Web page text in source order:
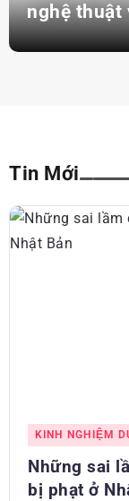
nghệ thuật
Tin Mới
KINH NGHIỆM
Những sai
bị phạt ở